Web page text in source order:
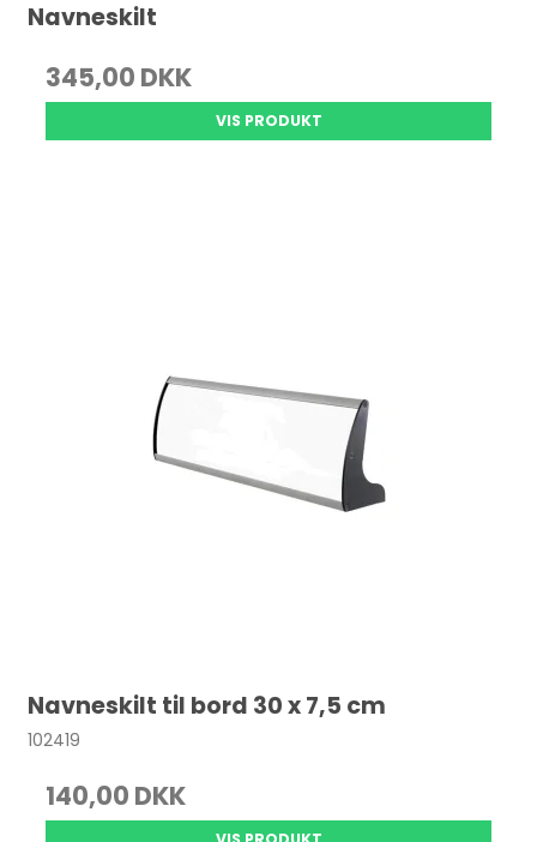
Navneskilt
345,00 DKK
VIS PRODUKT
Navneskilt til bord 30 x 7,5 cm
102419
140,00 DKK